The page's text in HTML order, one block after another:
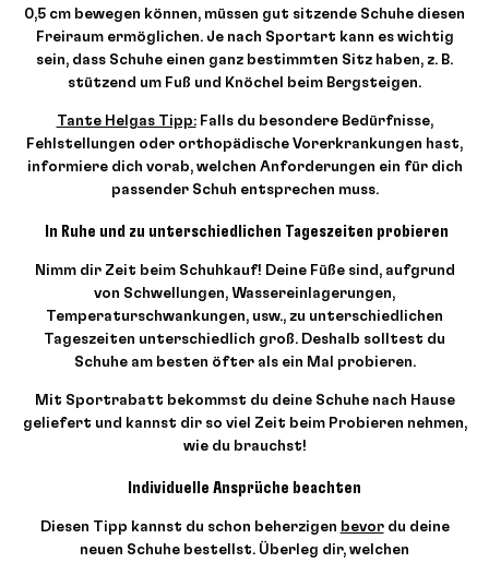
0,5 cm bewegen können, müssen gut sitzende Schuhe diesen
Freiraum ermöglichen. Je nach Sportart kann es wichtig
sein, dass Schuhe einen ganz bestimmten Sitz haben, z. B.
stützend um Fuß und Knöchel beim Bergsteigen.
Tante Helgas Tipp:Falls du besondere Bedürfnisse,
Fehlstellungen oder orthopädische Vorerkrankungen hast,
informiere dich vorab, welchen Anforderungen ein für dich
passender Schuh entsprechen muss.
In Ruhe und zu unterschiedlichen Tageszeiten probieren
Nimm dir Zeit beim Schuhkauf! Deine Füße sind, aufgrund
von Schwellungen, Wassereinlagerungen,
Temperaturschwankungen, usw., zu unterschiedlichen
Tageszeiten unterschiedlich groß. Deshalb solltest du
Schuhe am besten öfter als ein Mal probieren.
Mit Sportrabatt bekommst du deine Schuhe nach Hause
geliefert und kannst dir so viel Zeit beim Probieren nehmen,
wie du brauchst!
Individuelle Ansprüche beachten
Diesen Tipp kannst du schon beherzigen bevordu deine
neuen Schuhe bestellst. Überleg dir, welchen